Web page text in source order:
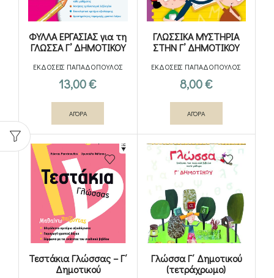
ΦΥΛΛΑ ΕΡΓΑΣΙΑΣ για τη
ΓΛΩΣΣΑ Γ’ ΔΗΜΟΤΙΚΟΥ
ΕΚΔΟΣΕΙΣ ΠΑΠΑΔΟΠΟΥΛΟΣ
13,00€
ΑΓΟΡΑ
ΓΛΩΣΣΙΚΑ ΜΥΣΤΗΡΙΑ
ΣΤΗΝ Γ’ ΔΗΜΟΤΙΚΟΥ
ΕΚΔΟΣΕΙΣ ΠΑΠΑΔΟΠΟΥΛΟΣ
8,00€
ΑΓΟΡΑ
Τεστάκια Γλώσσας – Γ΄
Δημοτικού
Γλώσσα Γ΄ Δημοτικού
(τετράχρωμο)